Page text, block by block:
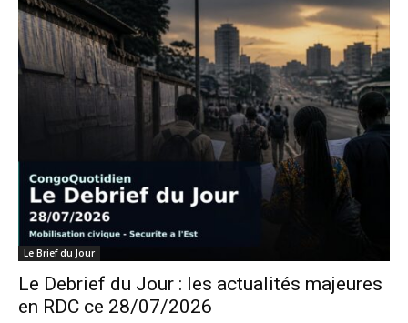
Le Brief du Jour
Le Debrief du Jour : les actualités majeures
en RDC ce 28/07/2026